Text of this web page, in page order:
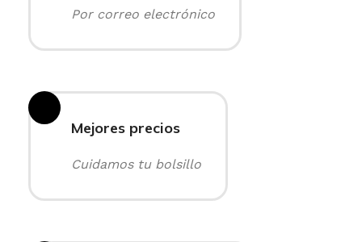
Por correo electrónico
Mejores precios
Cuidamos tu bolsillo